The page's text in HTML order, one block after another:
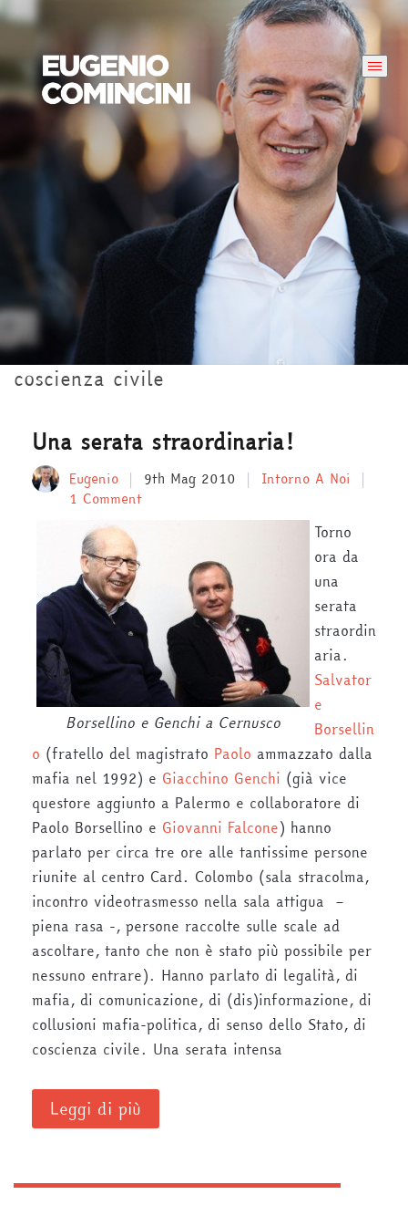
coscienza civile
Una serata straordinaria!
Eugenio 9th Mag 2010
Intorno A Noi
1 Comment
Borsellino e Genchi a Cernusco
Torno
ora da
una
serata
straordin
aria.
Salvator
e
Borsellin
o (fratello del magistrato Paolo ammazzato dalla
mafia nel 1992) e Giacchino Genchi (già vice
questore aggiunto a Palermo e collaboratore di
Paolo Borsellino e Giovanni Falcone) hanno
parlato per circa tre ore alle tantissime persone
riunite al centro Card. Colombo (sala stracolma,
incontro videotrasmesso nella sala attigua –
piena rasa -, persone raccolte sulle scale ad
ascoltare, tanto che non è stato più possibile per
nessuno entrare). Hanno parlato di legalità, di
mafia, di comunicazione, di (dis)informazione, di
collusioni mafia-politica, di senso dello Stato, di
coscienza civile. Una serata intensa
Leggi di più